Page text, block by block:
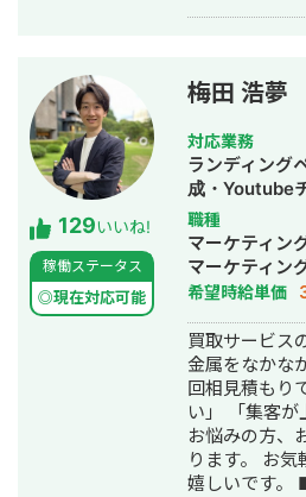
独立。 独立後はフリーランスとなり、
フロントエン
マーケターと
ンサルティン
して
129いいね!
稼働ステータス
◎現在対応可能
梅田 浩夢
対応業務
ランディング
成・Youtube
ち上げ・SEO
事作成代行・
ージ制作・作
用代行・オウ
築・運用代行
職種
マーケティン
マーケティン
希望時給単価
買取サービスの
金属をなかな
回相見積もり
い」 「集客が
お悩みの方、
ります。 お
嬉しいです。 ■出張買取サービスの集